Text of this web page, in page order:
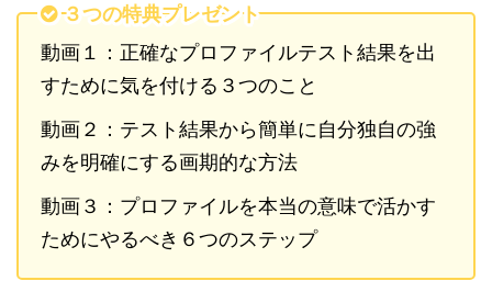
３つの特典プレゼント
動画１：正確なプロファイルテスト結果を出
すために気を付ける３つのこと
動画２：テスト結果から簡単に自分独自の強
みを明確にする画期的な方法
動画３：プロファイルを本当の意味で活かす
ためにやるべき６つのステップ